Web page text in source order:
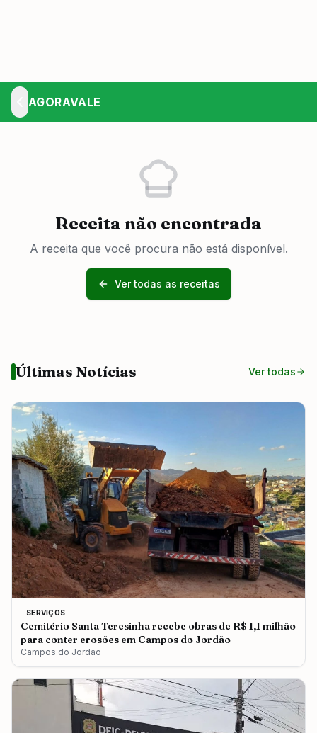
AGORAVALE
Receita não encontrada
A receita que você procura não está disponível.
Ver todas as receitas
Últimas Notícias Ver todas
SERVIÇOS
Cemitério Santa Teresinha recebe obras de R$ 1,1 milhão
para conter erosões em Campos do Jordão
Campos do Jordão